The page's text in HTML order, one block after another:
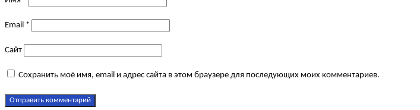
Email *
Сайт
Сохранить моё имя, email и адрес сайта в этом браузере для последующих моих комментариев.